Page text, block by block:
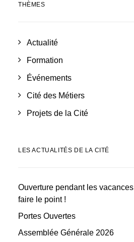
THÈMES
Actualité
Formation
Événements
Cité des Métiers
Projets de la Cité
LES ACTUALITÉS DE LA CITÉ
Ouverture pendant les
faire le point !
Portes Ouvertes
Assemblée Générale 2026